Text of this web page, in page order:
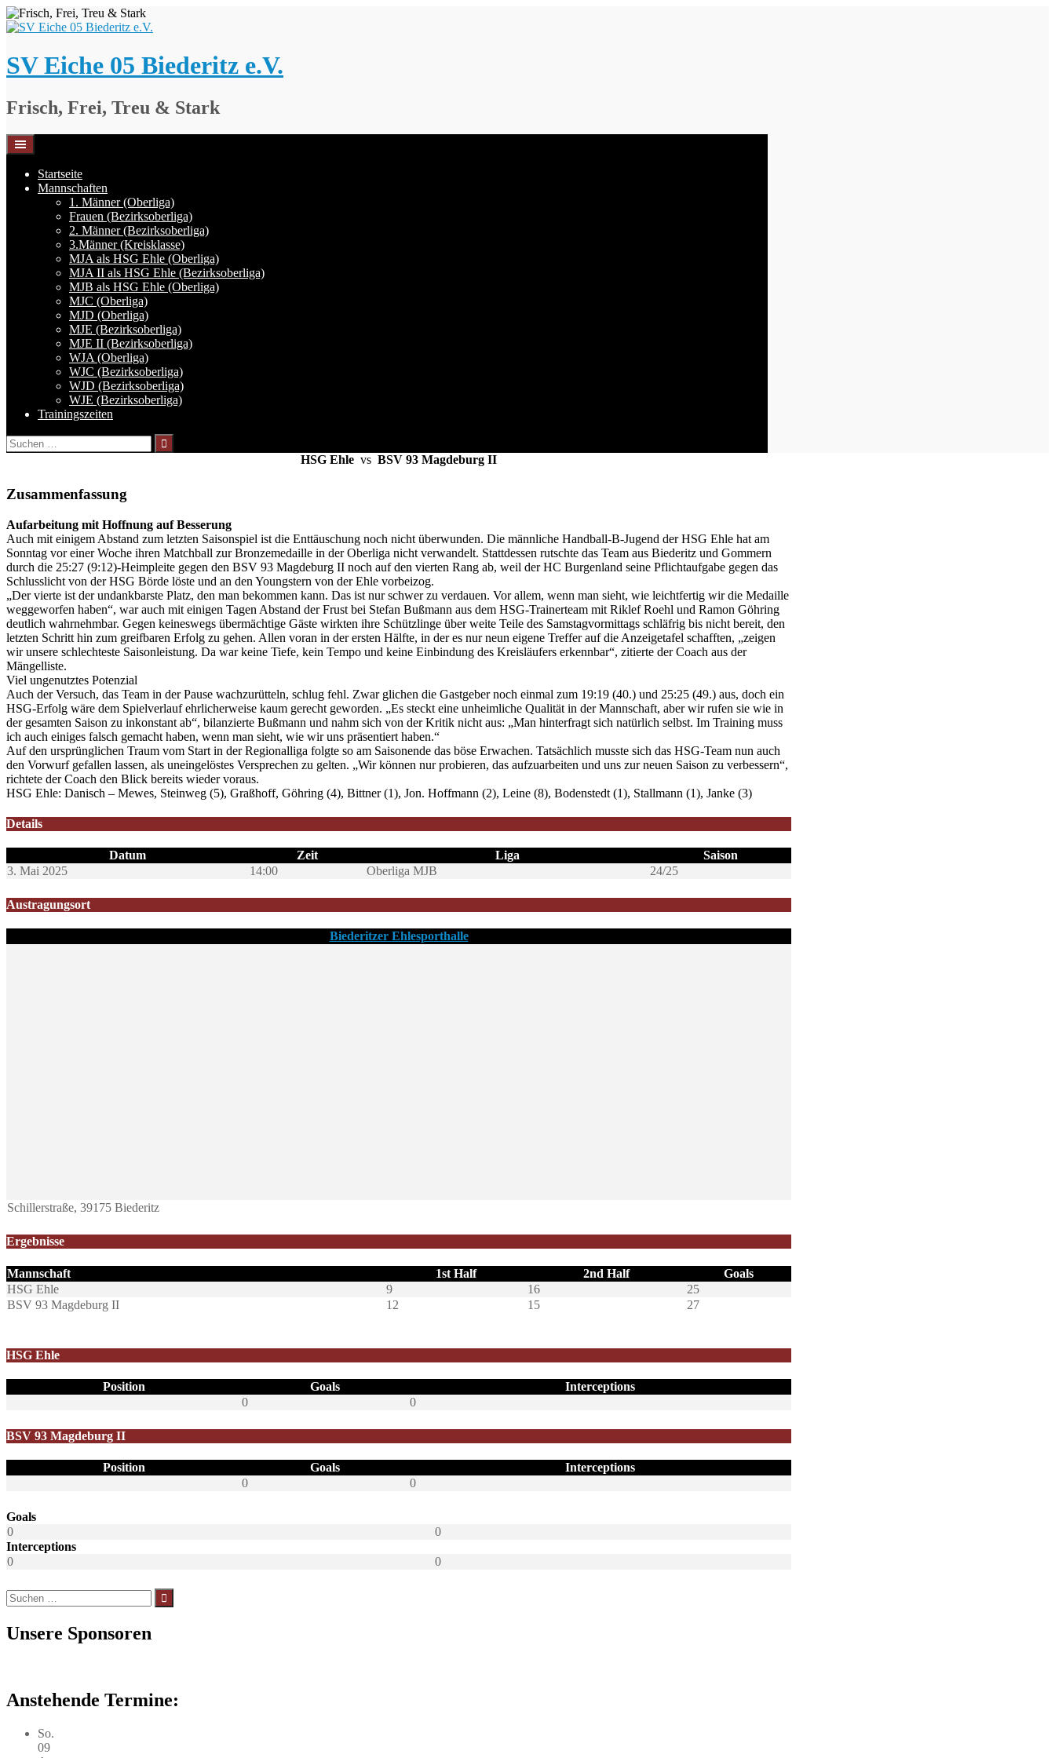
Springe
zum
SV Eiche 05 Biederitz e.V.
Frisch, Frei, Treu & Stark
Startseite
Mannschaften
1. Männer (Oberliga)
Frauen (Bezirksoberliga)
2. Männer (Bezirksoberliga)
3.Männer (Kreisklasse)
MJA als HSG Ehle (Oberliga)
MJA II als HSG Ehle (Bezirksoberliga)
MJB als HSG Ehle (Oberliga)
MJC (Oberliga)
MJD (Oberliga)
MJE (Bezirksoberliga)
MJE II (Bezirksoberliga)
WJA (Oberliga)
WJC (Bezirksoberliga)
WJD (Bezirksoberliga)
WJE (Bezirksoberliga)
Trainingszeiten
Suchen
nach:
HSG Ehle vs BSV 93 Magdeburg II
Zusammenfassung
Aufarbeitung mit Hoffnung auf Besserung
Auch mit einigem Abstand zum letzten Saisonspiel ist die Enttäuschung noch nicht überwunden. Die männliche Handball-B-Jugend der HSG Ehle hat am
Sonntag vor einer Woche ihren Matchball zur Bronzemedaille in der Oberliga nicht verwandelt. Stattdessen rutschte das Team aus Biederitz und Gommern
durch die 25:27 (9:12)-Heimpleite gegen den BSV 93 Magdeburg II noch auf den vierten Rang ab, weil der HC Burgenland seine Pflichtaufgabe gegen das
Schlusslicht von der HSG Börde löste und an den Youngstern von der Ehle vorbeizog.
„Der vierte ist der undankbarste Platz, den man bekommen kann. Das ist nur schwer zu verdauen. Vor allem, wenn man sieht, wie leichtfertig wir die Medaille
weggeworfen haben“, war auch mit einigen Tagen Abstand der Frust bei Stefan Bußmann aus dem HSG-Trainerteam mit Riklef Roehl und Ramon Göhring
deutlich wahrnehmbar. Gegen keineswegs übermächtige Gäste wirkten ihre Schützlinge über weite Teile des Samstagvormittags schläfrig bis nicht bereit, den
letzten Schritt hin zum greifbaren Erfolg zu gehen. Allen voran in der ersten Hälfte, in der es nur neun eigene Treffer auf die Anzeigetafel schafften, „zeigen
wir unsere schlechteste Saisonleistung. Da war keine Tiefe, kein Tempo und keine Einbindung des Kreisläufers erkennbar“, zitierte der Coach aus der
Mängelliste.
Viel ungenutztes Potenzial
Auch der Versuch, das Team in der Pause wachzurütteln, schlug fehl. Zwar glichen die Gastgeber noch einmal zum 19:19 (40.) und 25:25 (49.) aus, doch ein
HSG-Erfolg wäre dem Spielverlauf ehrlicherweise kaum gerecht geworden. „Es steckt eine unheimliche Qualität in der Mannschaft, aber wir rufen sie wie in
der gesamten Saison zu inkonstant ab“, bilanzierte Bußmann und nahm sich von der Kritik nicht aus: „Man hinterfragt sich natürlich selbst. Im Training muss
ich auch einiges falsch gemacht haben, wenn man sieht, wie wir uns präsentiert haben.“
Auf den ursprünglichen Traum vom Start in der Regionalliga folgte so am Saisonende das böse Erwachen. Tatsächlich musste sich das HSG-Team nun auch
den Vorwurf gefallen lassen, als uneingelöstes Versprechen zu gelten. „Wir können nur probieren, das aufzuarbeiten und uns zur neuen Saison zu verbessern“,
richtete der Coach den Blick bereits wieder voraus.
HSG Ehle: Danisch – Mewes, Steinweg (5), Graßhoff, Göhring (4), Bittner (1), Jon. Hoffmann (2), Leine (8), Bodenstedt (1), Stallmann (1), Janke (3)
Details
Datum Zeit Liga
Saison
3. Mai 2025
14:00 Oberliga MJB 24/25
Austragungsort
Biederitzer Ehlesporthalle
Schillerstraße, 39175 Biederitz
Ergebnisse
Mannschaft 1st Half 2nd Half
Goals
HSG Ehle
9 16
25
BSV 93 Magdeburg II
12 15 27
HSG Ehle
Position Goals
Interceptions
0
0
BSV 93 Magdeburg II
Position Goals
Interceptions
0
0
Goals
0
0
Interceptions
0
0
Suchen
nach:
Unsere Sponsoren
Anstehende Termine:
So.
09